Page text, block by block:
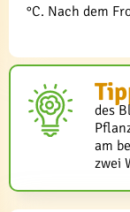
°C. Nach dem
des
am
zwei